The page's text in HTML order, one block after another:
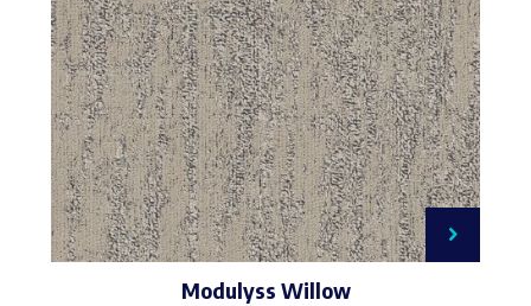
Modulyss Willow